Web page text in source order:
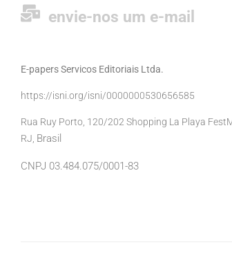
envie-nos um e-mail
E-papers Servicos Editoriais Ltda.
https://isni.org/isni/0000000530656585
Rua Ruy Porto, 120/202 Shopping La Playa
RJ, Brasil
CNPJ 03.484.075/0001-83